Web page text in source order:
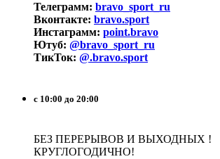
Телеграмм: bravo_sport_ru
Вконтакте: bravo.sport
Инстаграмм: point.bravo
Ютуб: @bravo_sport_ru
ТикТок: @.bravo.sport
с 10:00 до 20:00
БЕЗ ПЕРЕРЫВОВ И ВЫХОДНЫХ !
КРУГЛОГОДИЧНО!